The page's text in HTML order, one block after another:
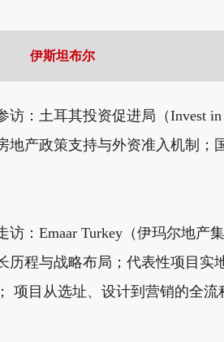
伊斯坦布尔
访：土耳其投资促进局（Invest
地产政策支持与外资准入机制
访：Emaar Turkey（伊玛尔地
历程与战略布局；代表性项目实
项目从选址、设计到营销的全流